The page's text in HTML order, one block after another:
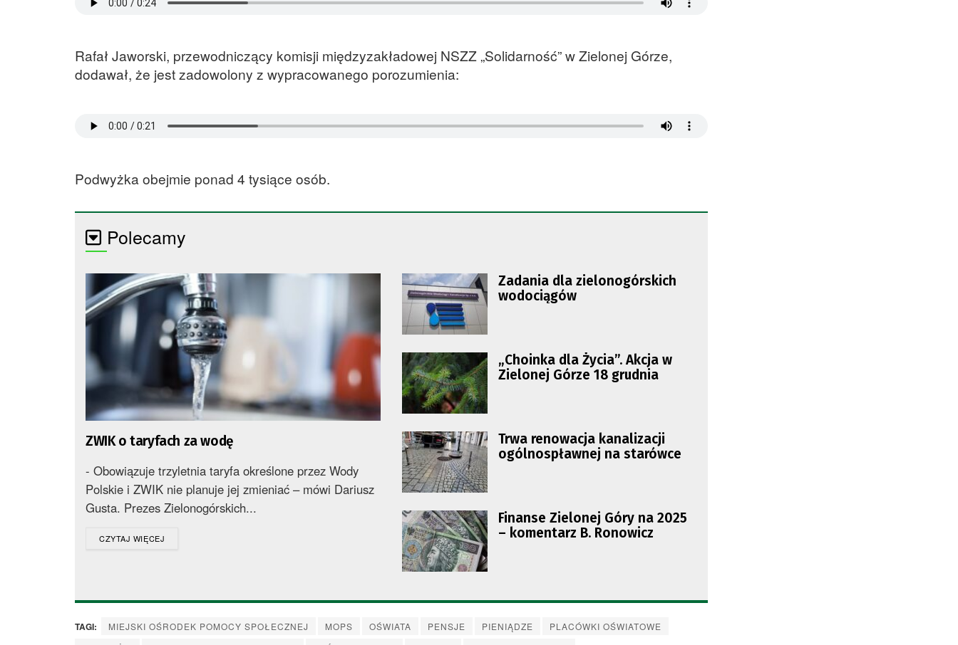
Rafał Jaworski, przewodniczący komisji międzyzakładowej NSZZ „Solidarność” w Zielonej Górze,
dodawał, że jest zadowolony z wypracowanego porozumienia:
Podwyżka obejmie ponad 4 tysiące osób.
Polecamy
ZWIK o taryfach za wodę
- Obowiązuje trzyletnia taryfa określone przez Wody
Polskie i ZWIK nie planuje jej zmieniać – mówi Dariusz
Gusta. Prezes Zielonogórskich...
CZYTAJ WIĘCEJ
Zadania dla zielonogórskich
wodociągów
„Choinka dla Życia”. Akcja w
Zielonej Górze 18 grudnia
Trwa renowacja kanalizacji
ogólnospławnej na starówce
Finanse Zielonej Góry na 2025
– komentarz B. Ronowicz
TAGI: MIEJSKI OŚRODEK POMOCY SPOŁECZNEJ MOPS OŚWIATA PENSJE PIENIĄDZE
PLACÓWKI OŚWIATOWE